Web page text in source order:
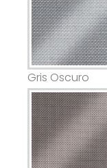
Gris Oscuro